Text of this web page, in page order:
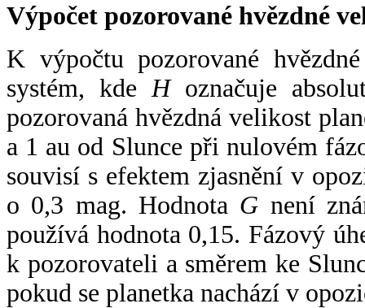
Výpočet pozorované hvězdné
K výpočtu pozorované
systém, kde Hoznačuje
pozorovaná hvězdná velikost
a 1 au od Slunce při nulovém
souvisí s efektem zjasnění v
o 0,3 mag. Hodnota G není
používá hodnota 0,15. Fázový
k pozorovateli a směrem ke
pokud se planetka nachází v